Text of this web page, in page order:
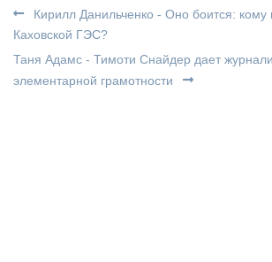
Кирилл Данильченко - Оно боится: кому
Каховской ГЭС?
Таня Адамс - Тимоти Снайдер дает
элементарной грамотности